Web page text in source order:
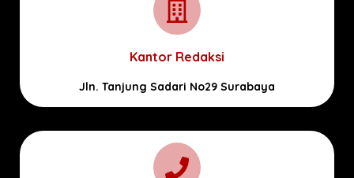
Kantor Redaksi
Jln. Tanjung Sadari No29 Surabaya